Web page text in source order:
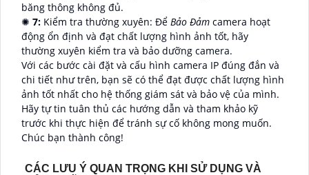
băng thông không đủ.
✺ 7: Kiểm tra thường xuyên: Để Bảo Đảm camera hoạt
động ổn định và đạt chất lượng hình ảnh tốt, hãy
thường xuyên kiểm tra và bảo dưỡng camera.
Với các bước cài đặt và cấu hình camera IP đúng đắn và
chi tiết như trên, bạn sẽ có thể đạt được chất lượng hình
ảnh tốt nhất cho hệ thống giám sát và bảo vệ của mình.
Hãy tự tin tuân thủ các hướng dẫn và tham khảo kỹ
trước khi thực hiện để tránh sự cố không mong muốn.
Chúc bạn thành công!
CÁC LƯU Ý QUAN TRỌNG KHI SỬ DỤNG VÀ